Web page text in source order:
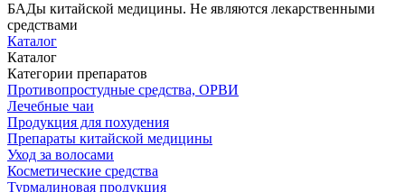
БАДы китайской медицины. Не являются лекарственными
средствами
Каталог
Каталог
Категории препаратов
Противопростудные средства, ОРВИ
Лечебные чаи
Продукция для похудения
Препараты китайской медицины
Уход за волосами
Косметические средства
Турмалиновая продукция